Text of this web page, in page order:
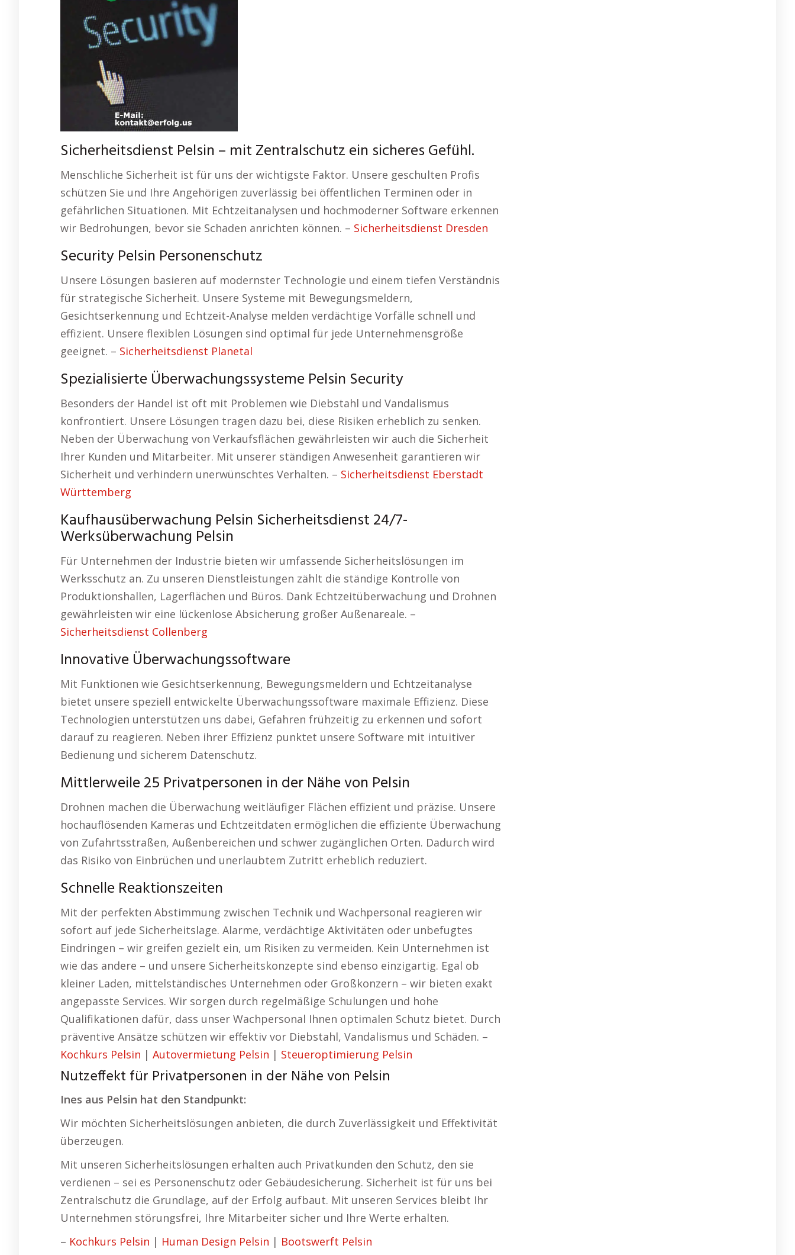
Sicherheitsdienst Pelsin – mit Zentralschutz ein sicheres Gefühl.
Menschliche Sicherheit ist für uns der wichtigste Faktor. Unsere geschulten Profis
schützen Sie und Ihre Angehörigen zuverlässig bei öffentlichen Terminen oder in
gefährlichen Situationen. Mit Echtzeitanalysen und hochmoderner Software erkennen
wir Bedrohungen, bevor sie Schaden anrichten können. – Sicherheitsdienst Dresden
Security Pelsin Personenschutz
Unsere Lösungen basieren auf modernster Technologie und einem tiefen Verständnis
für strategische Sicherheit. Unsere Systeme mit Bewegungsmeldern,
Gesichtserkennung und Echtzeit-Analyse melden verdächtige Vorfälle schnell und
effizient. Unsere flexiblen Lösungen sind optimal für jede Unternehmensgröße
geeignet. – Sicherheitsdienst Planetal
Spezialisierte Überwachungssysteme Pelsin Security
Besonders der Handel ist oft mit Problemen wie Diebstahl und Vandalismus
konfrontiert. Unsere Lösungen tragen dazu bei, diese Risiken erheblich zu senken.
Neben der Überwachung von Verkaufsflächen gewährleisten wir auch die Sicherheit
Ihrer Kunden und Mitarbeiter. Mit unserer ständigen Anwesenheit garantieren wir
Sicherheit und verhindern unerwünschtes Verhalten. – Sicherheitsdienst Eberstadt
Württemberg
Kaufhausüberwachung Pelsin Sicherheitsdienst 24/7-
Werksüberwachung Pelsin
Für Unternehmen der Industrie bieten wir umfassende Sicherheitslösungen im
Werksschutz an. Zu unseren Dienstleistungen zählt die ständige Kontrolle von
Produktionshallen, Lagerflächen und Büros. Dank Echtzeitüberwachung und Drohnen
gewährleisten wir eine lückenlose Absicherung großer Außenareale. –
Sicherheitsdienst Collenberg
Innovative Überwachungssoftware
Mit Funktionen wie Gesichtserkennung, Bewegungsmeldern und Echtzeitanalyse
bietet unsere speziell entwickelte Überwachungssoftware maximale Effizienz. Diese
Technologien unterstützen uns dabei, Gefahren frühzeitig zu erkennen und sofort
darauf zu reagieren. Neben ihrer Effizienz punktet unsere Software mit intuitiver
Bedienung und sicherem Datenschutz.
Mittlerweile 25 Privatpersonen in der Nähe von Pelsin
Drohnen machen die Überwachung weitläufiger Flächen effizient und präzise. Unsere
hochauflösenden Kameras und Echtzeitdaten ermöglichen die effiziente Überwachung
von Zufahrtsstraßen, Außenbereichen und schwer zugänglichen Orten. Dadurch wird
das Risiko von Einbrüchen und unerlaubtem Zutritt erheblich reduziert.
Schnelle Reaktionszeiten
Mit der perfekten Abstimmung zwischen Technik und Wachpersonal reagieren wir
sofort auf jede Sicherheitslage. Alarme, verdächtige Aktivitäten oder unbefugtes
Eindringen – wir greifen gezielt ein, um Risiken zu vermeiden. Kein Unternehmen ist
wie das andere – und unsere Sicherheitskonzepte sind ebenso einzigartig. Egal ob
kleiner Laden, mittelständisches Unternehmen oder Großkonzern – wir bieten exakt
angepasste Services. Wir sorgen durch regelmäßige Schulungen und hohe
Qualifikationen dafür, dass unser Wachpersonal Ihnen optimalen Schutz bietet. Durch
präventive Ansätze schützen wir effektiv vor Diebstahl, Vandalismus und Schäden. –
Kochkurs Pelsin | Autovermietung Pelsin | Steueroptimierung Pelsin
Nutzeffekt für Privatpersonen in der Nähe von Pelsin
Ines aus Pelsin hat den Standpunkt:
Wir möchten Sicherheitslösungen anbieten, die durch Zuverlässigkeit und Effektivität
überzeugen.
Mit unseren Sicherheitslösungen erhalten auch Privatkunden den Schutz, den sie
verdienen – sei es Personenschutz oder Gebäudesicherung. Sicherheit ist für uns bei
Zentralschutz die Grundlage, auf der Erfolg aufbaut. Mit unseren Services bleibt Ihr
Unternehmen störungsfrei, Ihre Mitarbeiter sicher und Ihre Werte erhalten.
– Kochkurs Pelsin | Human Design Pelsin | Bootswerft Pelsin